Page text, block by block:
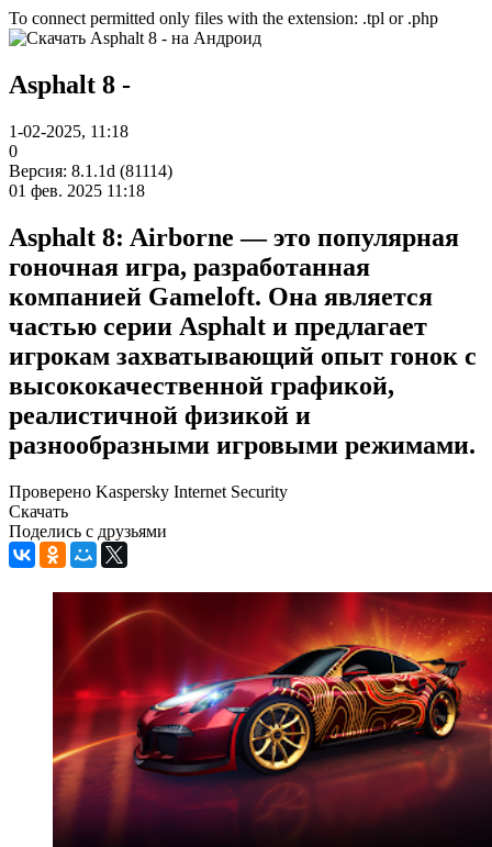
To connect permitted only files with the extension: .tpl or .php
Asphalt 8 -
1-02-2025, 11:18
0
Версия: 8.1.1d (81114)
01 фев. 2025 11:18
Asphalt 8: Airborne — это популярная
гоночная игра, разработанная
компанией Gameloft. Она является
частью серии Asphalt и предлагает
игрокам захватывающий опыт гонок с
высококачественной графикой,
реалистичной физикой и
разнообразными игровыми режимами.
Проверено Kaspersky Internet Security
Скачать
Поделись с друзьями